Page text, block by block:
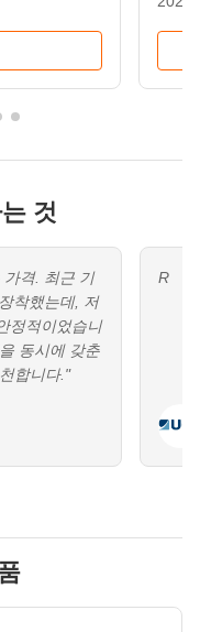
것
가격. 최근 기
착했는데, 저
정적이었습니
동시에 갖춘
합니다."
R